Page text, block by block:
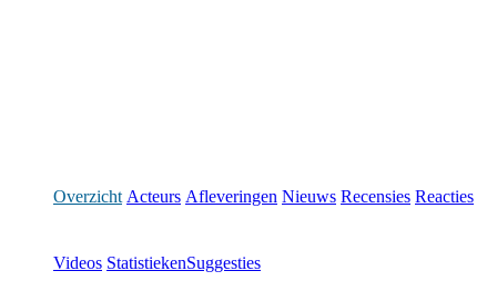
Overzicht Acteurs Afleveringen Nieuws Recensies Reacties
Videos StatistiekenSuggesties